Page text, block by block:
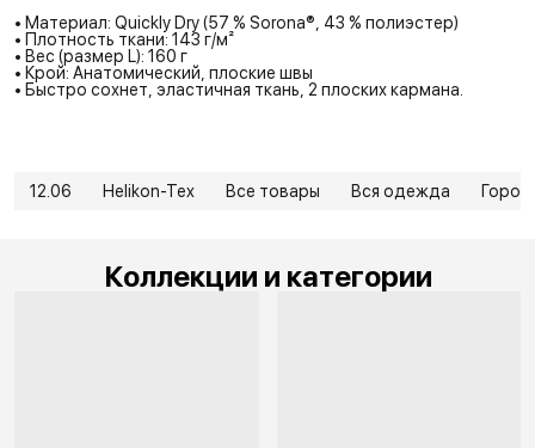
• Материал: Quickly Dry (57 % Sorona®, 43 % полиэстер)
• Плотность ткани: 143 г/м²
• Вес (размер L): 160 г
• Крой: Анатомический, плоские швы
• Быстро сохнет, эластичная ткань, 2 плоских кармана.
12.06 Helikon-Tex Все товары Вся одежда Город
Коллекции и категории